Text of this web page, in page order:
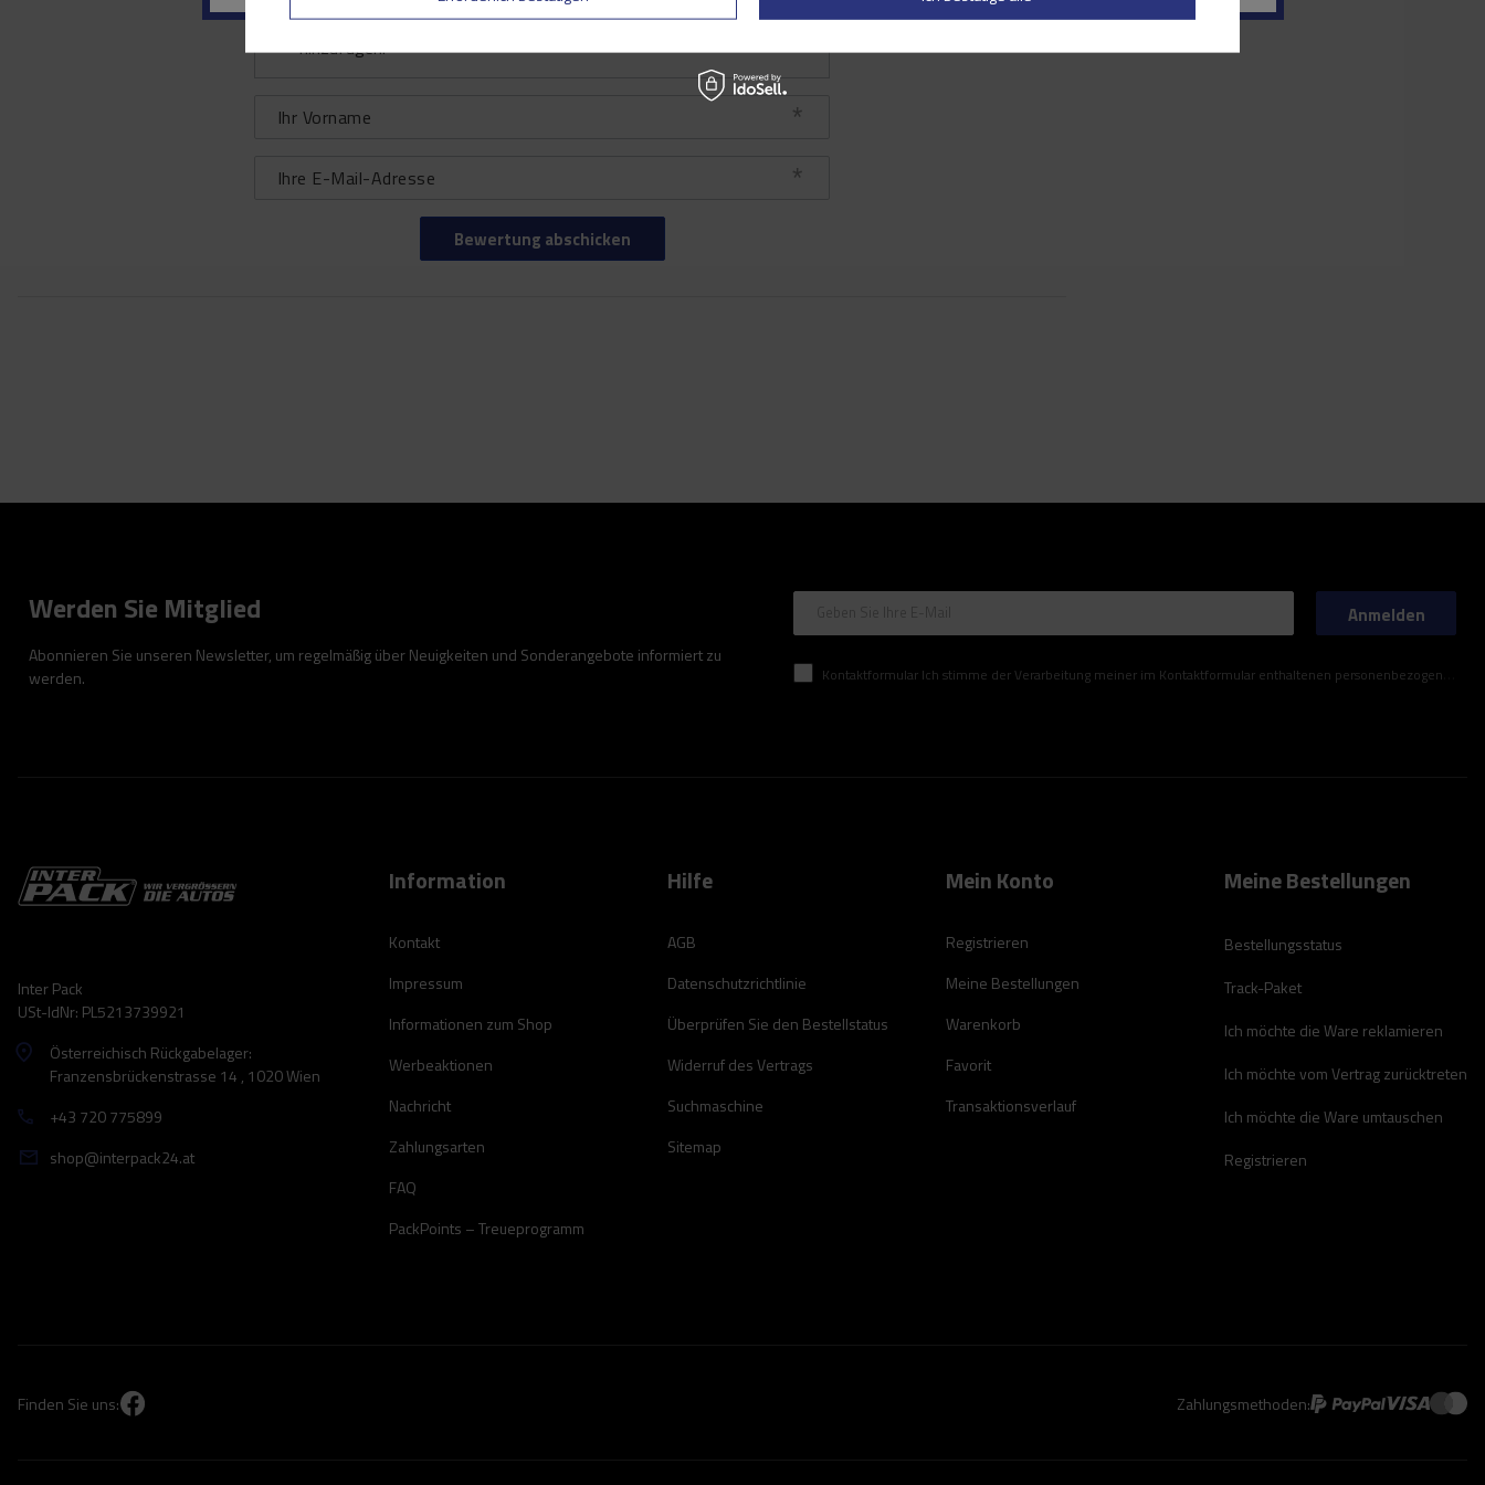
Ihr Produktfoto
hinzufügen:
Ihr Vorname
Ihre E-Mail-Adresse
Bewertung abschicken
Werden Sie Mitglied
Abonnieren Sie unseren Newsletter, um regelmäßig über Neuigkeiten und Sonderangebote informiert zu
werden.
Kontaktformular Ich stimme der Verarbeitung meiner im Kontaktformular enthaltenen personenbezogenen Daten gemäß der Verordnung (EU) des Europäischen Parlaments und des Rates zu.
Anmelden
Inter Pack
USt-IdNr: PL5213739921
Österreichisch Rückgabelager:
Franzensbrückenstrasse 14 , 1020 Wien
+43 720 775899
shop@interpack24.at
Information
Kontakt
Impressum
Informationen zum Shop
Werbeaktionen
Nachricht
Zahlungsarten
FAQ
PackPoints – Treueprogramm
Hilfe
AGB
Datenschutzrichtlinie
Überprüfen Sie den Bestellstatus
Widerruf des Vertrags
Suchmaschine
Sitemap
Mein Konto
Registrieren
Meine Bestellungen
Warenkorb
Favorit
Transaktionsverlauf
Meine Bestellungen
Bestellungsstatus
Track-Paket
Ich möchte die Ware reklamieren
Ich möchte vom Vertrag zurücktreten
Ich möchte die Ware umtauschen
Registrieren
Finden Sie uns: Zahlungsmethoden: